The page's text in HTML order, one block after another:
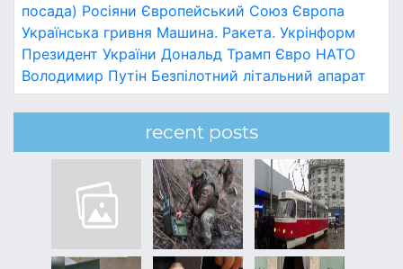
посада) Росіяни Європейський Союз Європа
Українська гривня Машина. Ракета. Укрінформ
Президент України Дональд Трамп Євро НАТО
Володимир Путін Безпілотний літальний апарат
recent posts